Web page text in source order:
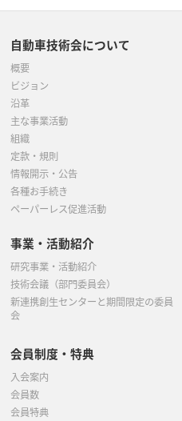
自動車技術会について
概要
ビジョン
沿革
主な事業活動
組織
定款・規則
情報開示・公告
各種お手続き
ペーパーレス促進活動
事業・活動紹介
研究事業・活動紹介
技術会議（部門委員会）
新連携創生センターと期間限定の委員
会
会員制度・特典
入会案内
会員数
会員特典